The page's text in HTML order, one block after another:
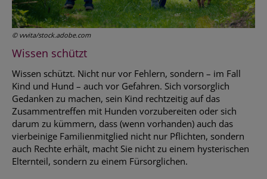
© vvvita/stock.adobe.com
Wissen schützt
Wissen schützt. Nicht nur vor Fehlern, sondern – im Fall
Kind und Hund – auch vor Gefahren. Sich vorsorglich
Gedanken zu machen, sein Kind rechtzeitig auf das
Zusammentreffen mit Hunden vorzubereiten oder sich
darum zu kümmern, dass (wenn vorhanden) auch das
vierbeinige Familienmitglied nicht nur Pflichten, sondern
auch Rechte erhält, macht Sie nicht zu einem hysterischen
Elternteil, sondern zu einem Fürsorglichen.